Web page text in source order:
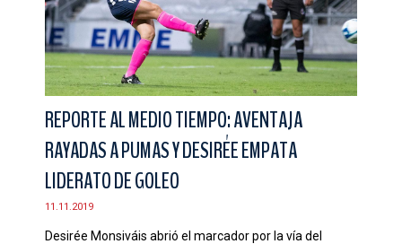
RESPONSABILIDAD SOCIAL
TAQUILLA
TIENDA
ESTADIO
PRENSA
CONTACTO
REPORTE AL MEDIO TIEMPO: AVENTAJA
RAYADAS A PUMAS Y DESIRÉE EMPATA
LIDERATO DE GOLEO
11.11.2019
Desirée Monsiváis abrió el marcador por la vía del